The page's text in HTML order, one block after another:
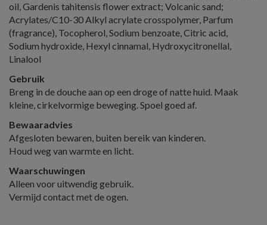
oil, Gardenis tahitensis flower extract; Volcanic sand;
Acrylates/C10-30 Alkyl acrylate crosspolymer, Parfum
(fragrance), Tocopherol, Sodium benzoate, Citric acid,
Sodium hydroxide, Hexyl cinnamal, Hydroxycitronellal,
Linalool
Gebruik
Breng in de douche aan op een droge of natte huid. Maak
kleine, cirkelvormige beweging. Spoel goed af.
Bewaaradvies
Afgesloten bewaren, buiten bereik van kinderen.
Houd weg van warmte en licht.
Waarschuwingen
Alleen voor uitwendig gebruik.
Vermijd contact met de ogen.